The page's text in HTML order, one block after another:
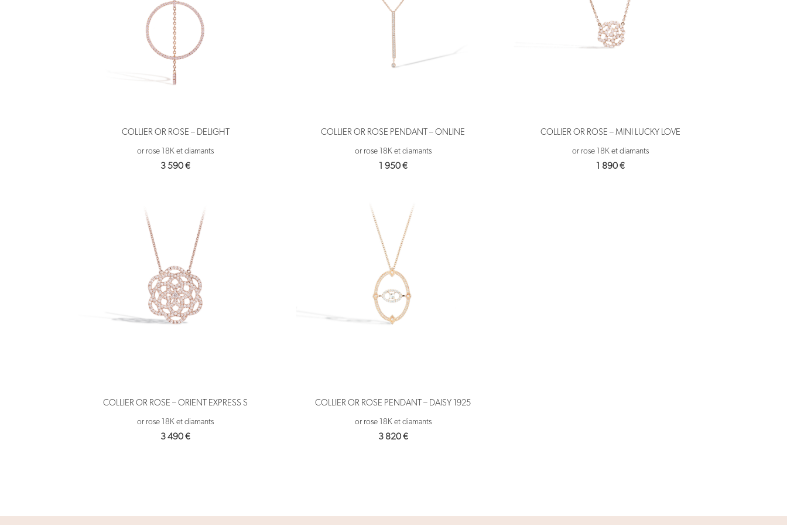
COLLIER OR ROSE – DELIGHT
or rose 18K et diamants
3 590€
COLLIER OR ROSE PENDANT – ONLINE
or rose 18K et diamants
1 950€
COLLIER OR ROSE – MINI LUCKY LOVE
or rose 18K et diamants
1 890€
COLLIER OR ROSE – ORIENT EXPRESS S
or rose 18K et diamants
3 490€
COLLIER OR ROSE PENDANT – DAISY 1925
or rose 18K et diamants
3 820€